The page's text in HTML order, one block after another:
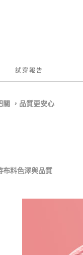
試穿報告
關 ，品質更安心
布料色澤與品質